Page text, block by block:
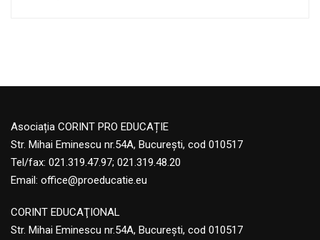
Asociația CORINT PRO EDUCAȚIE
Str. Mihai Eminescu nr.54A, București, cod 010517
Tel/fax: 021.319.47.97; 021.319.48.20
Email: office@proeducatie.eu
CORINT EDUCAŢIONAL
Str. Mihai Eminescu nr.54A, Bucureşti, cod 010517